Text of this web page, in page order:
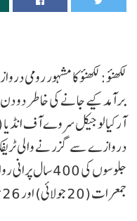
لکھنؤ: لکھنؤ کا مشہور رومی
برآمد کیے جانے کی خاطر دو
آرکیالوجیکل سروے آف
دروازے سے گزرنے والی
جلوسوں کی 400
جمعرات (20 جولائی) اور 26 جولائی کو دوبارہ کھول دیا جائے گا۔